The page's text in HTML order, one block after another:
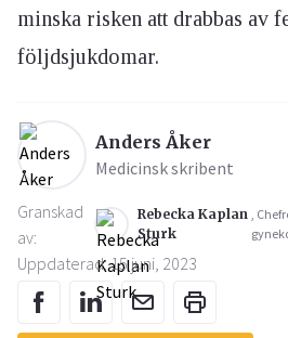
minska risken att drabbas av
följdsjukdomar.
Anders Åker
Medicinsk skribent
Granskad
av:
Rebecka Kaplan
Sturk
,
Uppdaterad: 15 juni, 2023